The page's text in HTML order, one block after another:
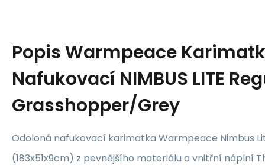
PopisWarmpeace
Nafukovací NIMBUS LITE
Grasshopper/Grey
Odoloná nafukovací karimatka Warmpeace Nimbus
(183x51x9cm) z pevnějšího materiálu a vnitřní náplní